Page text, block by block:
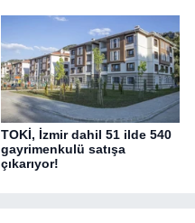
TOKİ, İzmir dahil 51 ilde 540
gayrimenkulü satışa
çıkarıyor!